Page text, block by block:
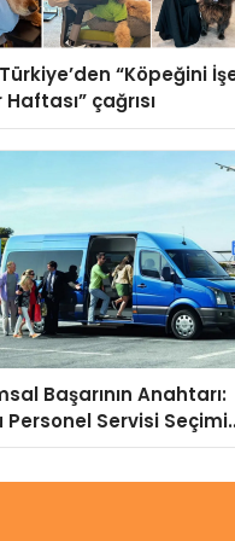
“Köpeğini
çağrısı
Başarının Anahtarı:
Personel Servisi Seçimi
Turizm Farkı